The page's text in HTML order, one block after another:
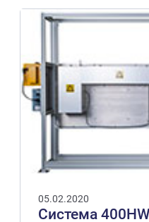
05.02.2020
Система